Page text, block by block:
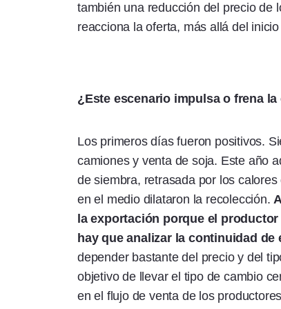
también una reducción del precio de
reacciona la oferta, más allá del
¿Este escenario impulsa o frena
Los primeros días fueron positivos.
camiones y venta de soja. Este año
de siembra, retrasada por los
en el medio dilataron la recolección.
la exportación porque el
hay que analizar la continuidad
depender bastante del precio y del
objetivo de llevar el tipo de cambio
en el flujo de venta de los